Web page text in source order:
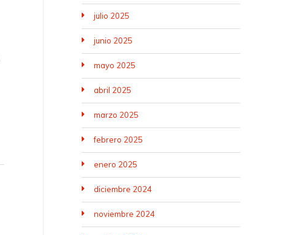
julio 2025
junio 2025
mayo 2025
abril 2025
marzo 2025
febrero 2025
enero 2025
diciembre 2024
noviembre 2024